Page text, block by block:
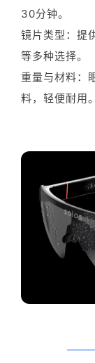
30分钟。
镜片类型：提
等多种选择。
重量与材料：
料，轻便耐用。